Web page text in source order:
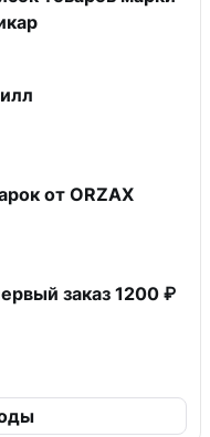
от ORZAX
заказ 1200 ₽